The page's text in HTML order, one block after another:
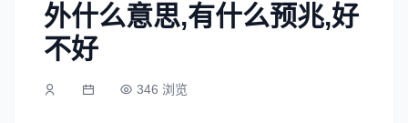
外什么意思,有什么预兆,好
不好
346 浏览